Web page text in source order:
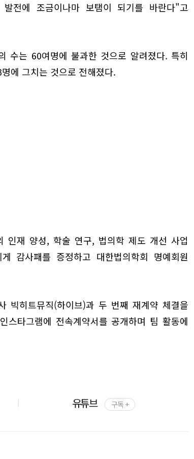
전에 조금이나마 보탬이 되기를 바란다"고
수는 60여명에 불과한 것으로 알려졌다. 특히
에 그치는 것으로 전해졌다.
인재 양성, 학술 연구, 법의학 제도 개선 사업
감사패를 증정하고 대한법의학회 명예회원
빅히트뮤직(하이브)과 두 번째 재계약 체결을
타그램에 전속계약서를 공개하며 팀 활동에
유튜브 구독 +